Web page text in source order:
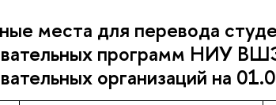
места для перевода
программ НИУ
организаций на